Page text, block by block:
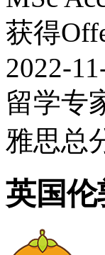
金融与
历史、
国与中
及其岛
硕士课
非洲
获得
2022-
留学专
雅思总
英国